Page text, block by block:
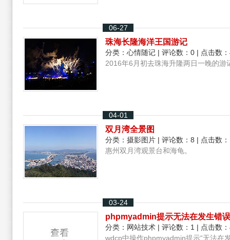
06-27
珠海长隆海洋王国游记
分类： 心情随记 | 评论数：0 | 点击数
2016年6月初去珠海升隆两日一晚的游
04-01
双月湾全景图
分类： 摄影图片 | 评论数：8 | 点击数
惠州双月湾观景台和海龟。
03-24
phpmyadmin提示无法在发生错
分类： 网站技术 | 评论数：1 | 点击数
wdcp中操作phpmyadmin提示“无法在